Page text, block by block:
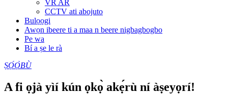
VR AR
CCTV ati abojuto
Bulọọgi
Awọn ibeere ti a maa n beere nigbagbogbo
Pe wa
Bí a ṣe le rà
ṢỌ́Ọ̀BÙ
A fi ọjà yìí kún ọkọ̀ akẹ́rù ní àṣeyọrí!